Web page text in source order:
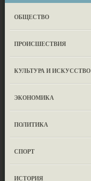
ОБЩЕСТВО
ПРОИСШЕСТВИЯ
КУЛЬТУРА И ИСКУССТВО
ЭКОНОМИКА
ПОЛИТИКА
СПОРТ
ИСТОРИЯ